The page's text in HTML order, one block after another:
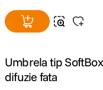
Umbrela tip
difuzie fata